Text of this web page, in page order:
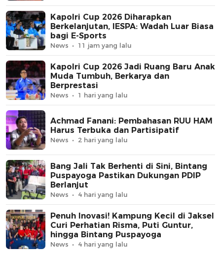
Kapolri Cup 2026 Diharapkan
Berkelanjutan, IESPA: Wadah Luar Biasa
bagi E-Sports
News 11 jam yang lalu
Kapolri Cup 2026 Jadi Ruang Baru Anak
Muda Tumbuh, Berkarya dan
Berprestasi
News 1 hari yang lalu
Achmad Fanani: Pembahasan RUU HAM
Harus Terbuka dan Partisipatif
News 2 hari yang lalu
Bang Jali Tak Berhenti di Sini, Bintang
Puspayoga Pastikan Dukungan PDIP
Berlanjut
News 4 hari yang lalu
Penuh Inovasi! Kampung Kecil di Jaksel
Curi Perhatian Risma, Puti Guntur,
hingga Bintang Puspayoga
News 4 hari yang lalu